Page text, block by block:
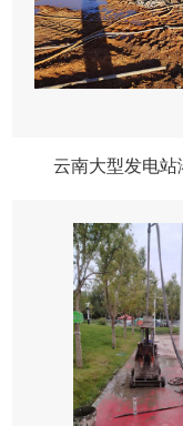
云南大型发电站